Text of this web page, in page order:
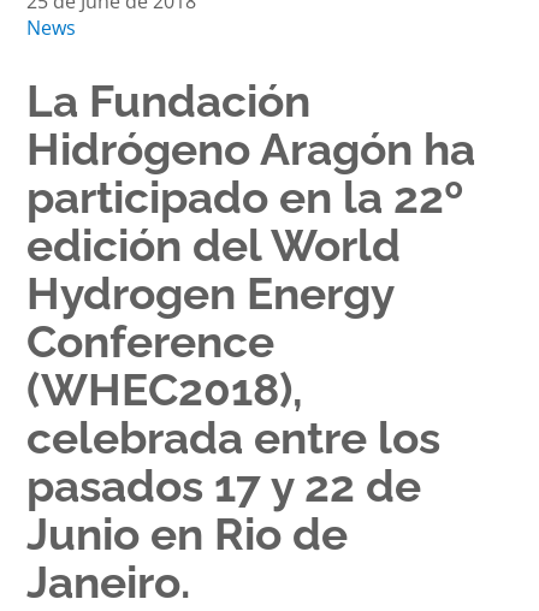
News
La Fundación
Hidrógeno Aragón ha
participado en la 22º
edición del World
Hydrogen Energy
Conference
(WHEC2018),
celebrada entre los
pasados 17 y 22 de
Junio en Rio de
Janeiro.